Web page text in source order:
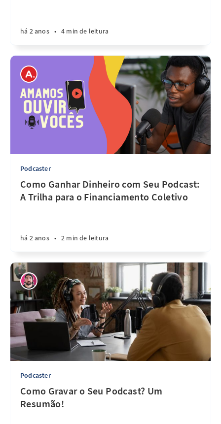
há 2 anos • 4 min de leitura
Podcaster
Como Ganhar Dinheiro com Seu Podcast:
A Trilha para o Financiamento Coletivo
há 2 anos • 2 min de leitura
Podcaster
Como Gravar o Seu Podcast? Um
Resumão!